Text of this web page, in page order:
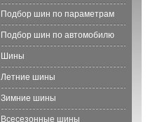
Подбор шин по параметрам
Подбор шин по автомобилю
Шины
Летние шины
Зимние шины
Всесезонные шины